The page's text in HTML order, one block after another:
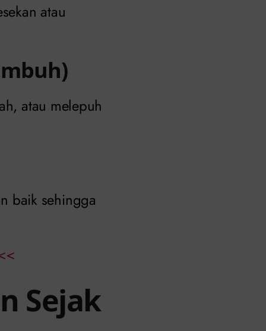
atau
atau melepuh
baik sehingga
Sejak